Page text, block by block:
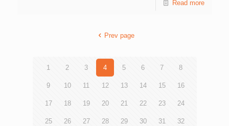
目標，引領青年投身綠色鄉建與生態實踐；倡導美好生活，
「全人健康」生活方式等，提升青年人文素養與生活品質。
港青年協會傳訊幹事 劉嘉裕女士 電話︰3755 7010
built for secondary students hoping to turn their stories,
months, honing their craft through writing workshops,
Read more
Prev page
1 2 3 4 5 6 7 8
9 10 11 12 13 14 15 16
17 18 19 20 21 22 23 24
25 26 27 28 29 30 31 32